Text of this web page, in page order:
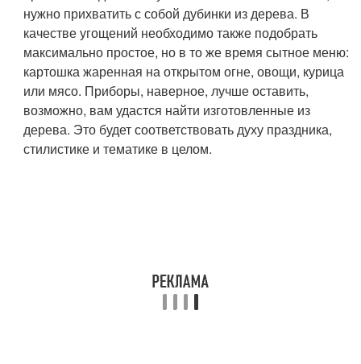
нужно прихватить с собой дубинки из дерева. В
качестве угощений необходимо также подобрать
максимально простое, но в то же время сытное меню:
картошка жаренная на открытом огне, овощи, курица
или мясо. Приборы, наверное, лучше оставить,
возможно, вам удастся найти изготовленные из
дерева. Это будет соответствовать духу праздника,
стилистике и тематике в целом.